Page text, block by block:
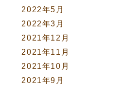
2022年5月
2022年3月
2021年12月
2021年11月
2021年10月
2021年9月